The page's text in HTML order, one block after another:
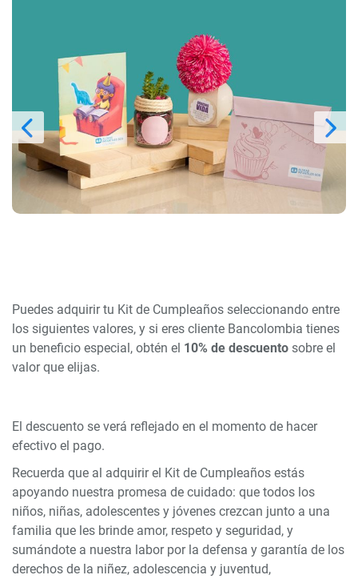
Puedes adquirir tu Kit de Cumpleaños seleccionando entre
los siguientes valores, y si eres cliente Bancolombia tienes
un beneficio especial, obtén el 10% de descuento sobre el
valor que elijas.
El descuento se verá reflejado en el momento de hacer
efectivo el pago.
Recuerda que al adquirir el Kit de Cumpleaños estás
apoyando nuestra promesa de cuidado: que todos los
niños, niñas, adolescentes y jóvenes crezcan junto a una
familia que les brinde amor, respeto y seguridad, y
sumándote a nuestra labor por la defensa y garantía de los
derechos de la niñez, adolescencia y juventud,